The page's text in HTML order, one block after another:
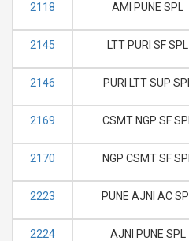
2118 AMI PUNE SPL
2145 LTT PURI SF SPL
2146 PURI LTT SUP SPL
2169 CSMT NGP SF SPL
2170 NGP CSMT SF SPL
2223 PUNE AJNI AC SPL
2224 AJNI PUNE SPL